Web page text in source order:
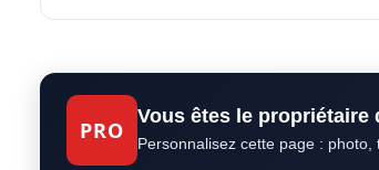
PRO
Vous êtes le propriétaire
Personnalisez cette page :